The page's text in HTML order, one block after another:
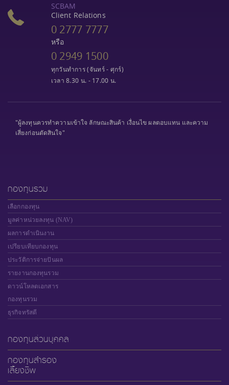
SCBAM
Client Relations
0 2777 7777
หรือ
0 2949 1500
ทุกวันทำการ (จันทร์ - ศุกร์)
เวลา 8.30 น. - 17.00 น.
"ผู้ลงทุนควรทำความเข้าใจ ลักษณะสินค้า เงื่อนไข ผลตอบแทน และความ
เสี่ยงก่อนตัดสินใจ"
กองทุนรวม
เลือกกองทุน
มูลค่าหน่วยลงทุน (NAV)
ผลการดำเนินงาน
เปรียบเทียบกองทุน
ประวัติการจ่ายปันผล
รายงานกองทุนรวม
ดาวน์โหลดเอกสาร
กองทุนรวม
ธุรกิจทรัสตี
กองทุนส่วนบุคคล
กองทุนสำรอง
เลี้ยงชีพ